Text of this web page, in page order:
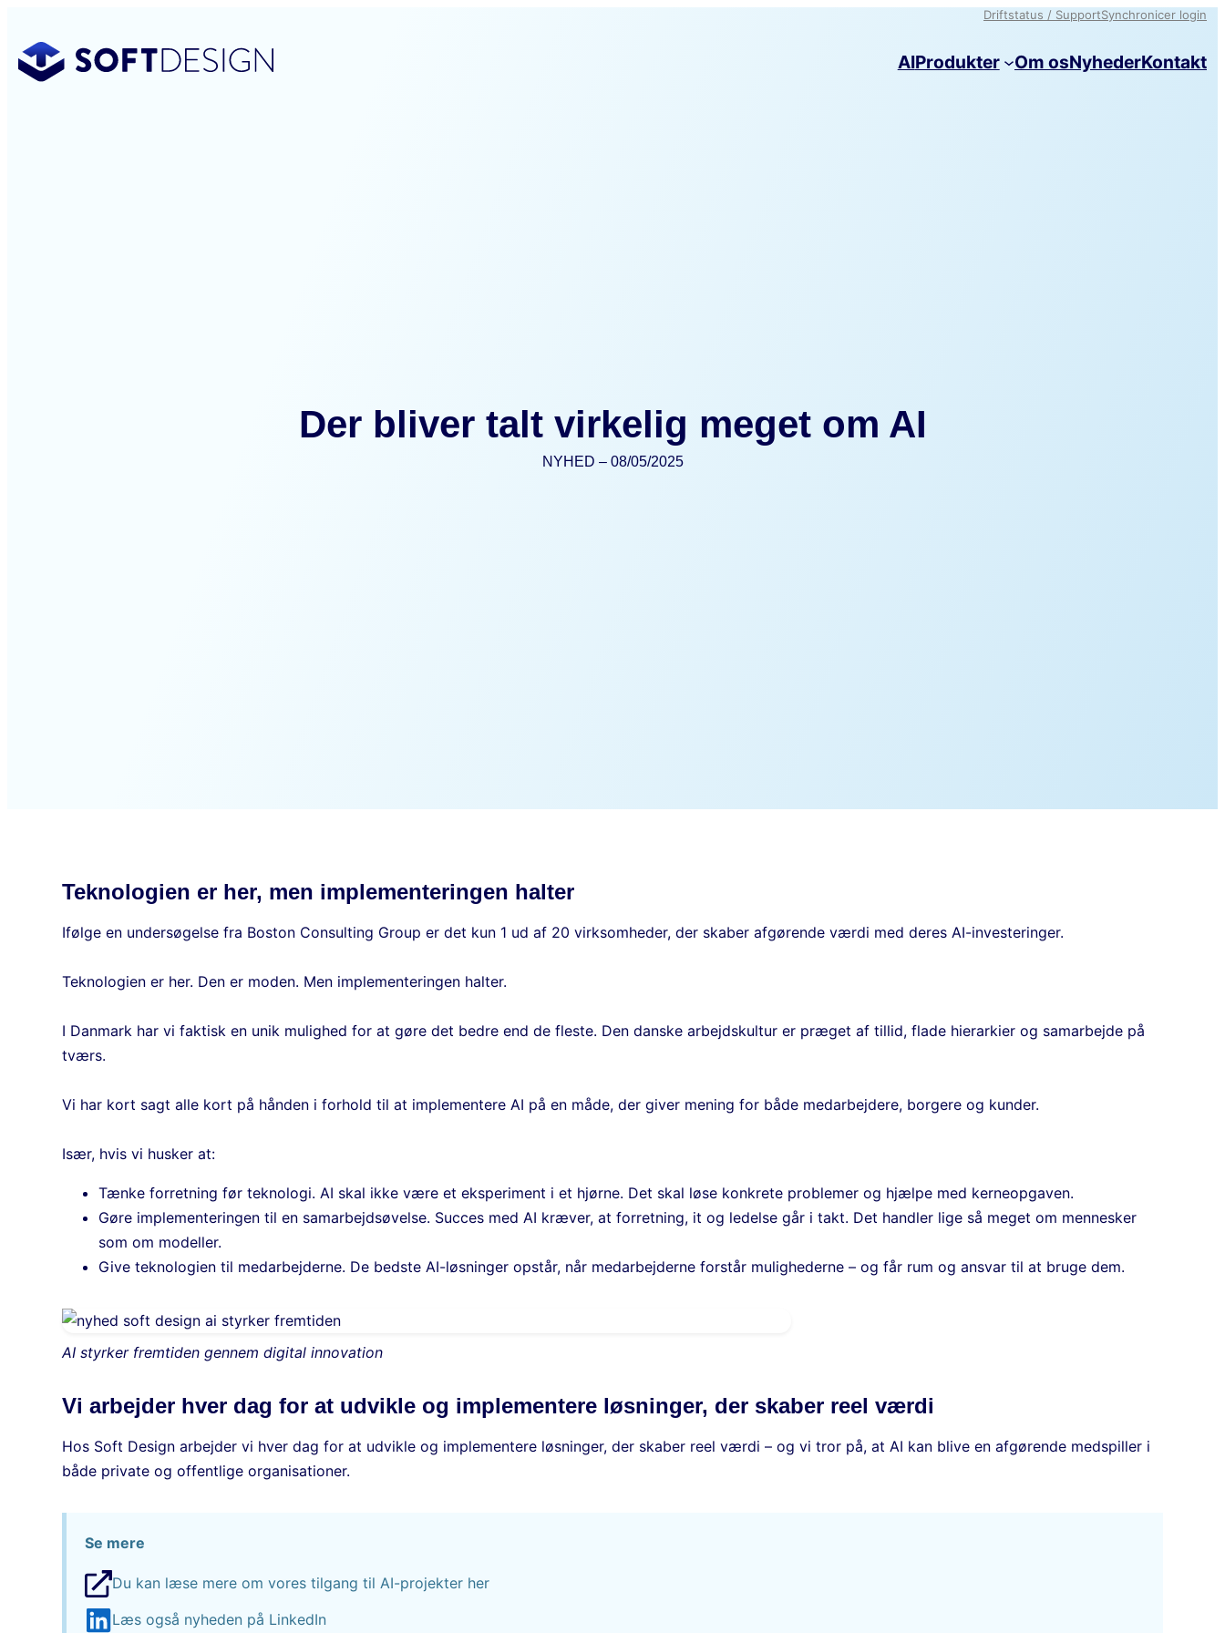
indhold
Driftstatus / SupportSynchronicer login
AIProdukter Om osNyhederKontakt
Der bliver talt virkelig meget om AI
NYHED – 08/05/2025
Teknologien er her, men implementeringen halter
Ifølge en undersøgelse fra Boston Consulting Group er det kun 1 ud af 20 virksomheder, der skaber afgørende værdi med deres AI-investeringer.
Teknologien er her. Den er moden. Men implementeringen halter.
I Danmark har vi faktisk en unik mulighed for at gøre det bedre end de fleste. Den danske arbejdskultur er præget af tillid, flade hierarkier og samarbejde på
tværs.
Vi har kort sagt alle kort på hånden i forhold til at implementere AI på en måde, der giver mening for både medarbejdere, borgere og kunder.
Især, hvis vi husker at:
Tænke forretning før teknologi. AI skal ikke være et eksperiment i et hjørne. Det skal løse konkrete problemer og hjælpe med kerneopgaven.
Gøre implementeringen til en samarbejdsøvelse. Succes med AI kræver, at forretning, it og ledelse går i takt. Det handler lige så meget om mennesker
som om modeller.
Give teknologien til medarbejderne. De bedste AI-løsninger opstår, når medarbejderne forstår mulighederne – og får rum og ansvar til at bruge dem.
AI styrker fremtiden gennem digital innovation
Vi arbejder hver dag for at udvikle og implementere løsninger, der skaber reel værdi
Hos Soft Design arbejder vi hver dag for at udvikle og implementere løsninger, der skaber reel værdi – og vi tror på, at AI kan blive en afgørende medspiller i
både private og offentlige organisationer.
Se mere
Du kan læse mere om vores tilgang til AI-projekter her
Læs også nyheden på LinkedIn